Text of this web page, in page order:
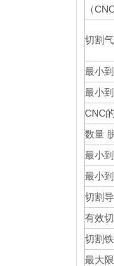
（
切割
最小
最小
CNC
数量
最小
最小
切割
有效
切割
最大